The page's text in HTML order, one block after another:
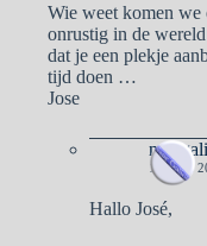
Wie weet komen
onrustig in de
dat je een plekje
tijd doen …
Jose
16 JULI
Hallo José,